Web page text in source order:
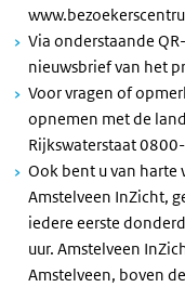
Via onderstaande
nieuwsbrief van het
Voor vragen of
opnemen met de
Rijkswaterstaat
Ook bent u van harte
Amstelveen InZicht,
iedere eerste
uur. Amstelveen
Amstelveen, boven